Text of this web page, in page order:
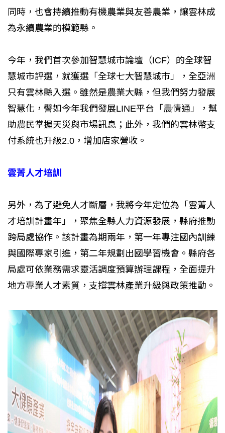
同時，也會持續推動有機農業與友善農業，讓雲林成
為永續農業的模範縣。
今年，我們首次參加智慧城市論壇（ICF）的全球智
慧城市評選，就獲選「全球七大智慧城市」，全亞洲
只有雲林縣入選。雖然是農業大縣，但我們努力發展
智慧化，譬如今年我們發展LINE平台「農情通」，幫
助農民掌握天災與市場訊息；此外，我們的雲林幣支
付系統也升級2.0，增加店家營收。
雲菁人才培訓
另外，為了避免人才斷層，我將今年定位為「雲菁人
才培訓計畫年」，聚焦全縣人力資源發展，縣府推動
跨局處協作。該計畫為期兩年，第一年專注國內訓練
與國際專家引進，第二年規劃出國學習機會。縣府各
局處可依業務需求靈活調度預算辦理課程，全面提升
地方專業人才素質，支撐雲林產業升級與政策推動。